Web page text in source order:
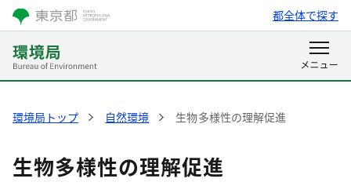
都全体で探す
環境局トップ 自然環境 生物多様性の理解促進
生物多様性の理解促進